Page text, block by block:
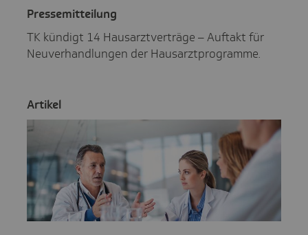
Pres­se­mit­tei­lung
TK kündigt 14 Hausarztverträge – Auftakt für
Neuverhandlungen der Hausarztprogramme.
Artikel